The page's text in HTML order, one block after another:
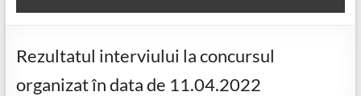
Rezultatul interviului la concursul
organizat în data de 11.04.2022